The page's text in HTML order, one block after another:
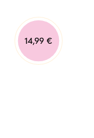
14,99 €